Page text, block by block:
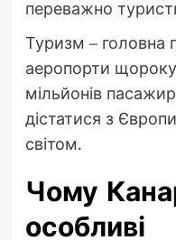
переважно
Туризм – головна
аеропорти
мільйонів
дістатися з
світом.
Чому
особливі